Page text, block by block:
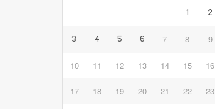
1 2
3 4 5 6 7 8 9
10 11 12 13 14 15 16
17 18 19 20 21 22 23